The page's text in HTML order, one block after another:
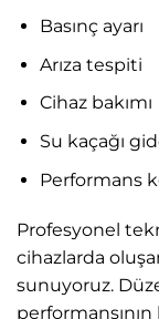
Basınç ayarı
Arıza tespiti
Cihaz bakımı
Su kaçağı
Performans
Profesyonel
cihazlarda
sunuyoruz.
performansının